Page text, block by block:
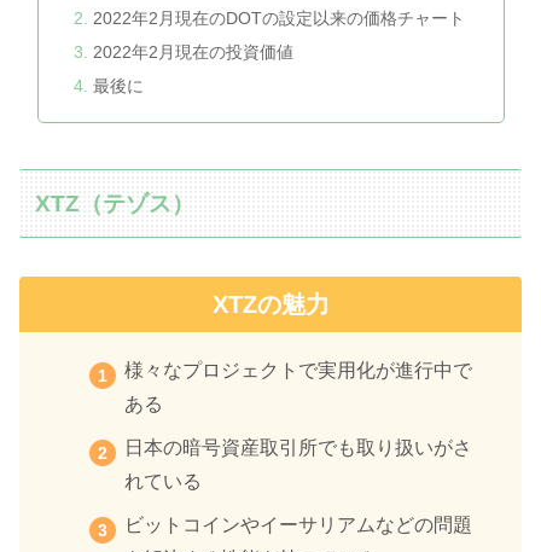
2022年2月現在のDOTの設定以来の価格チャート
2022年2月現在の投資価値
最後に
XTZ（テゾス）
XTZの魅力
様々なプロジェクトで実用化が進行中で
ある
日本の暗号資産取引所でも取り扱いがさ
れている
ビットコインやイーサリアムなどの問題